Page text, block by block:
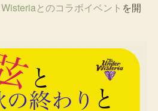
とのコラボイベント を開